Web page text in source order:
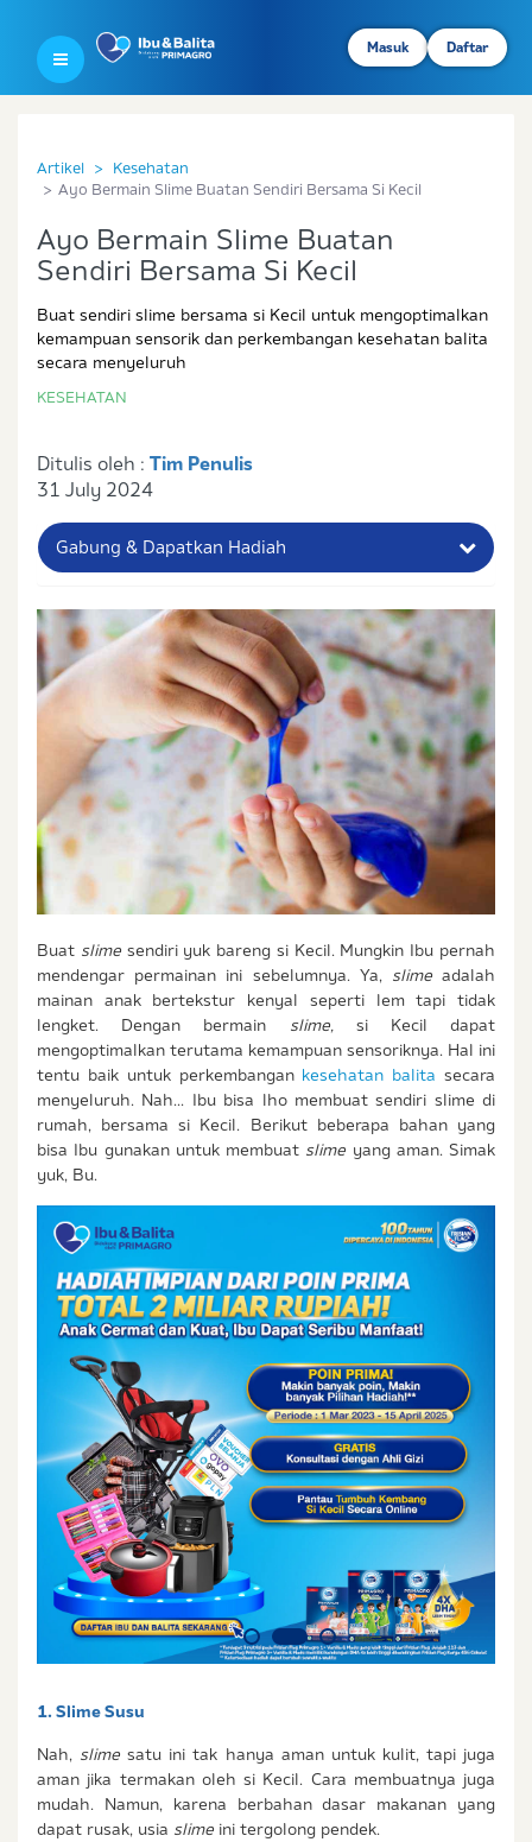
Masuk Daftar
Artikel
Kesehatan
Ayo Bermain Slime Buatan Sendiri Bersama Si Kecil
Ayo Bermain Slime Buatan
Sendiri Bersama Si Kecil
Buat sendiri slime bersama si Kecil untuk mengoptimalkan
kemampuan sensorik dan perkembangan kesehatan balita
secara menyeluruh
KESEHATAN
Ditulis oleh : Tim Penulis
31 July 2024
Gabung & Dapatkan Hadiah
Nama Lengkap Ibu
No. Handphone (Whatsapp)
Buat Password
Status / Kondisi Ibu Saat Ini
Tidak Hamil dan Memiliki Anak
Sedang Hamil
Sedang Hamil dan Memiliki Anak
Saya setuju dengan syarat dan ketentuan
serta
kebijakan privasi
Ibu & Balita
Saya setuju dan bersedia menerima informasi dari
Ibu & Balita, Frisian Flag Indonesia, dan partner Ibu
& Balita.
Buat slimesendiri yuk bareng si Kecil. Mungkin Ibu pernah
mendengar permainan ini sebelumnya. Ya, slimeadalah
mainan anak bertekstur kenyal seperti lem tapi tidak
lengket. Dengan bermain slime,si Kecil dapat
mengoptimalkan terutama kemampuan sensoriknya. Hal ini
tentu baik untuk perkembangan kesehatan balitasecara
menyeluruh. Nah... Ibu bisa lho membuat sendiri slime di
rumah, bersama si Kecil. Berikut beberapa bahan yang
bisa Ibu gunakan untuk membuat slime yang aman. Simak
yuk, Bu.
1. Slime Susu
Nah, slime satu ini tak hanya aman untuk kulit, tapi juga
aman jika termakan oleh si Kecil. Cara membuatnya juga
mudah. Namun, karena berbahan dasar makanan yang
dapat rusak, usia slime ini tergolong pendek.